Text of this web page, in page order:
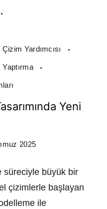
Çizim Yardımcısı
Yeni
2025
süreciyle büyük bir
çizimlerle başlayan
ile